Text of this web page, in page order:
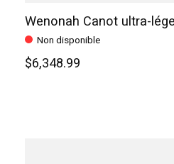
Wenonah Canot ultra-
Non disponible
$6,348.99